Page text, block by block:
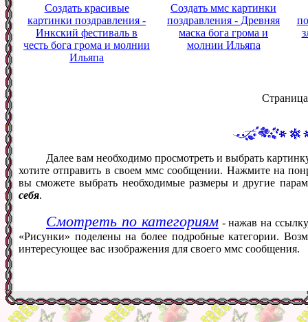
Создать красивые
картинки поздравления -
Инкский фестиваль в
честь бога грома и молнии
Ильяпа
Создать ммс картинки
поздравления - Древняя
маска бога грома и
молнии Ильяпа
Далее вам необходимо просмотреть и выбрать
хотите отправить в своем ммс сообщении. Нажмите на
вы сможете выбрать необходимые размеры и другие
себя.
Смотреть по категориям- нажав на
«Рисунки» поделены на более подробные категории.
интересующее вас изображения для своего ммс сообщения.